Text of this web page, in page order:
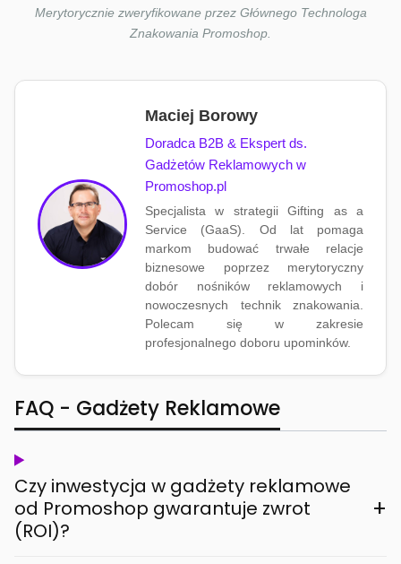
Merytorycznie zweryfikowane przez Głównego Technologa
Znakowania Promoshop.
Maciej Borowy
Doradca B2B & Ekspert ds.
Gadżetów Reklamowych w
Promoshop.pl
Specjalista w strategii Gifting as a
Service (GaaS). Od lat pomaga
markom budować trwałe relacje
biznesowe poprzez merytoryczny
dobór nośników reklamowych i
nowoczesnych technik znakowania.
Polecam się w zakresie
profesjonalnego doboru upominków.
FAQ - Gadżety Reklamowe
Czy inwestycja w gadżety reklamowe
od Promoshop gwarantuje zwrot
(ROI)?
+